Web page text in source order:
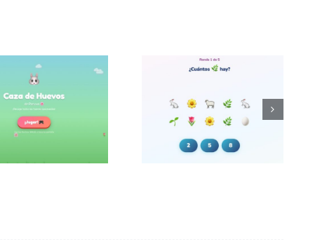
Caza de huevos
¿Cuántos
elementos hay?